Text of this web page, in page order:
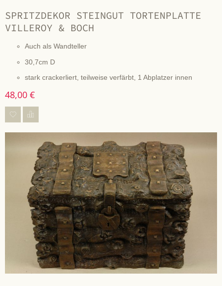
SPRITZDEKOR STEINGUT TORTENPLATTE
VILLEROY & BOCH
Auch als Wandteller
30,7cm D
stark crackerliert, teilweise verfärbt, 1 Abplatzer innen
48,00 €